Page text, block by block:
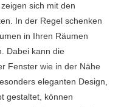
sich mit den
In der Regel schenken
in Ihren Räumen
Dabei kann die
Fenster wie in der Nähe
eleganten Design,
gestaltet, können